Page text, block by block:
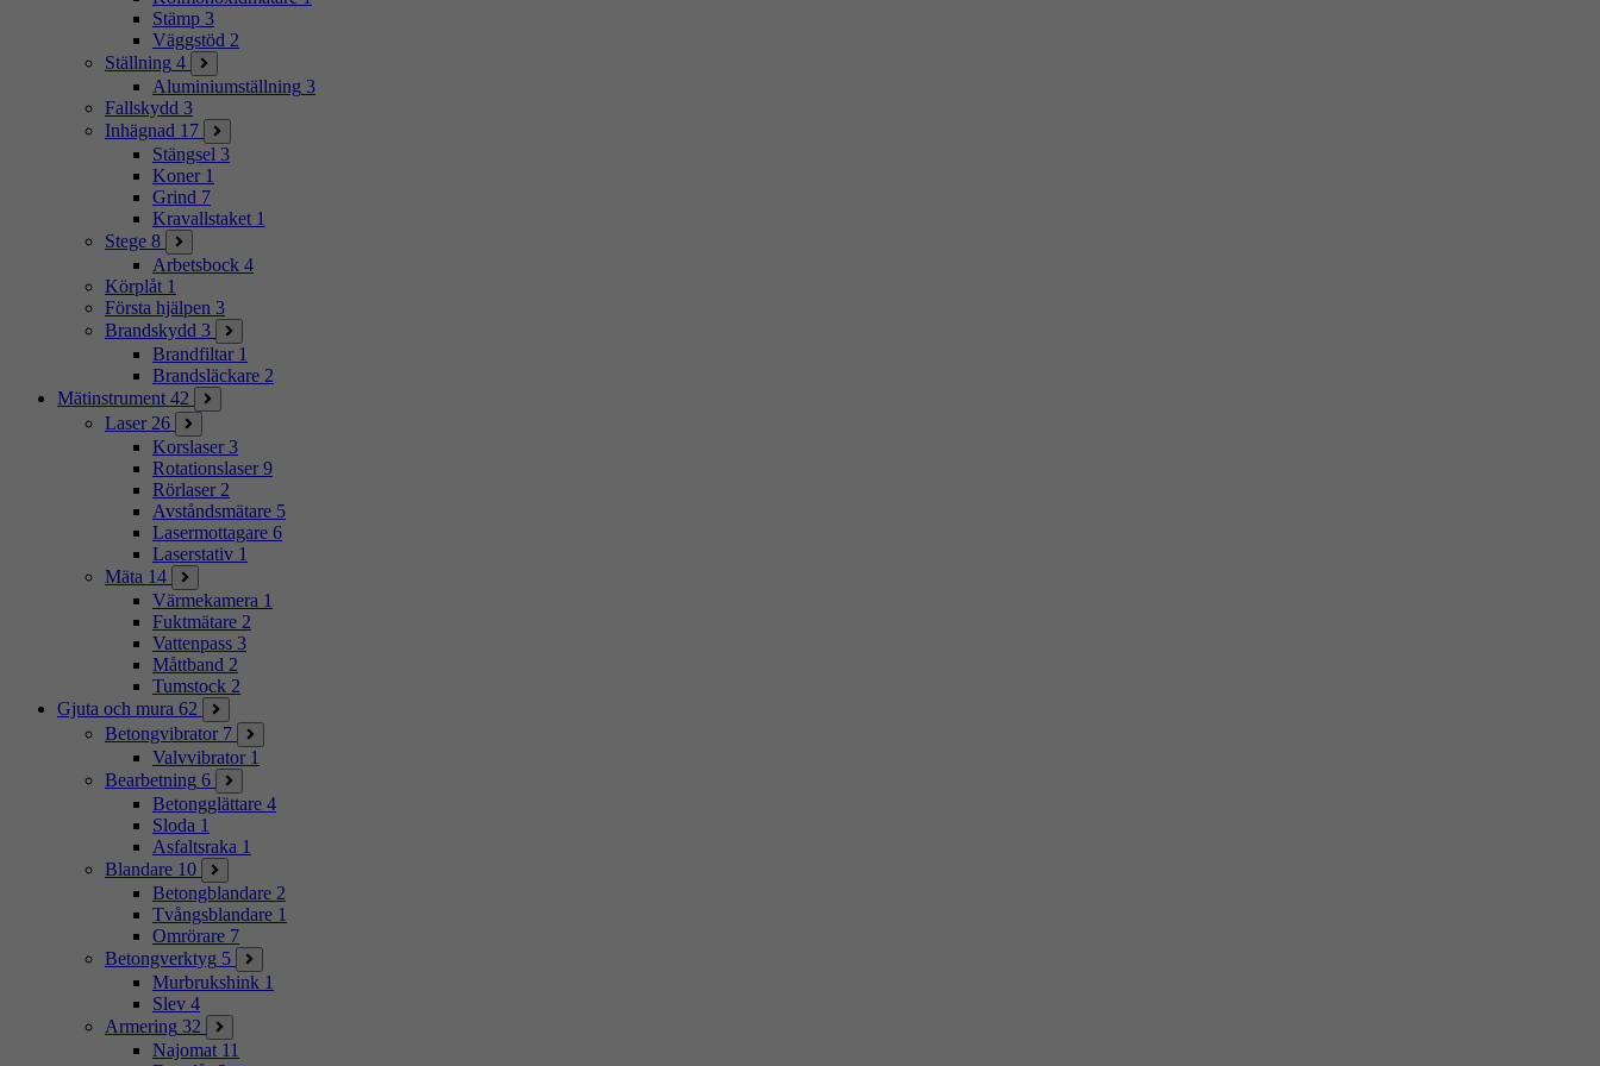
Stämp 3
Väggstöd 2
Ställning 4
Aluminiumställning 3
Fallskydd 3
Inhägnad 17
Stängsel 3
Koner 1
Grind 7
Kravallstaket 1
Stege 8
Arbetsbock 4
Körplåt 1
Första hjälpen 3
Brandskydd 3
Brandfiltar 1
Brandsläckare 2
Mätinstrument 42
Laser 26
Korslaser 3
Rotationslaser 9
Rörlaser 2
Avståndsmätare 5
Lasermottagare 6
Laserstativ 1
Mäta 14
Värmekamera 1
Fuktmätare 2
Vattenpass 3
Måttband 2
Tumstock 2
Gjuta och mura 62
Betongvibrator 7
Valvvibrator 1
Bearbetning 6
Betongglättare 4
Sloda 1
Asfaltsraka 1
Blandare 10
Betongblandare 2
Tvångsblandare 1
Omrörare 7
Betongverktyg 5
Murbrukshink 1
Slev 4
Armering 32
Najomat 11